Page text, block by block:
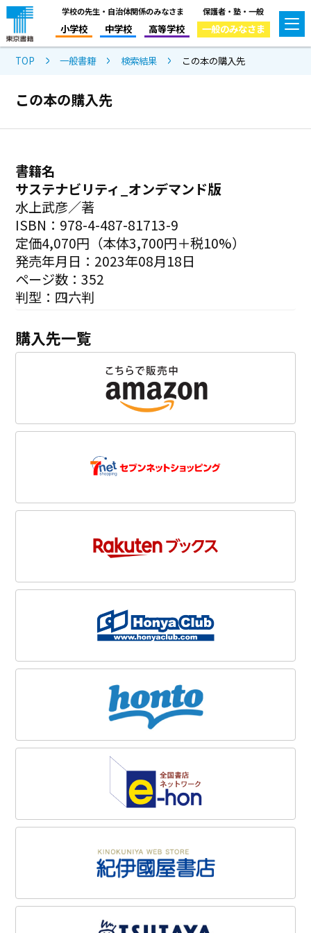
学校の先生・自治体関係のみなさま
小学校 中学校 高等学校
保護者・塾・一般
一般のみなさま
TOP 一般書籍 検索結果 この本の購入先
この本の購入先
書籍名
サステナビリティ_オンデマンド版
水上武彦／著
ISBN：978-4-487-81713-9
定価4,070円（本体3,700円＋税10%）
発売年月日：2023年08月18日
ページ数：352
判型：四六判
購入先一覧